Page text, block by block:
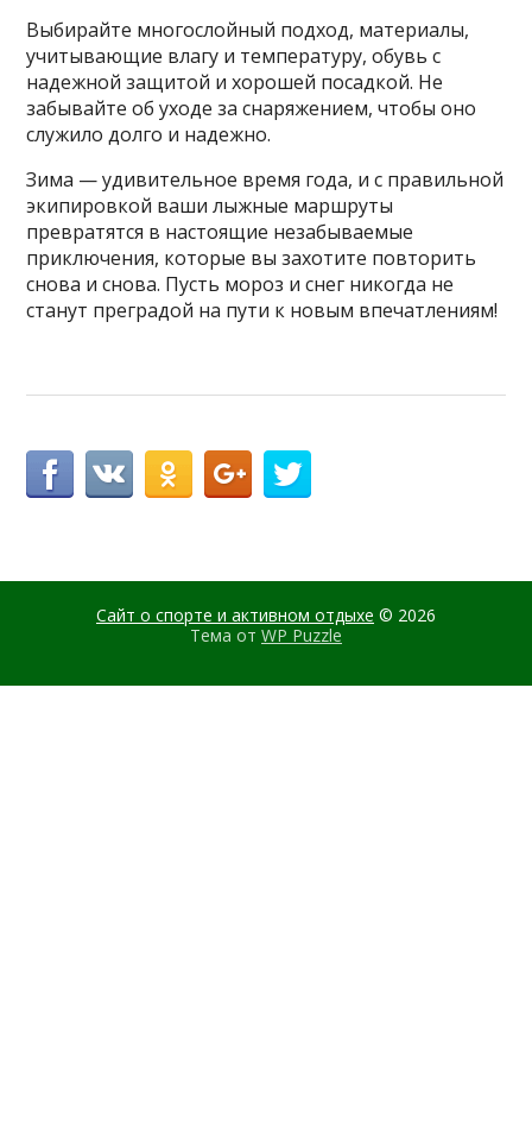
Выбирайте многослойный подход, материалы,
учитывающие влагу и температуру, обувь с
надежной защитой и хорошей посадкой. Не
забывайте об уходе за снаряжением, чтобы оно
служило долго и надежно.
Зима — удивительное время года, и с правильной
экипировкой ваши лыжные маршруты
превратятся в настоящие незабываемые
приключения, которые вы захотите повторить
снова и снова. Пусть мороз и снег никогда не
станут преградой на пути к новым впечатлениям!
Сайт о спорте и активном отдыхе © 2026
Тема от WP Puzzle